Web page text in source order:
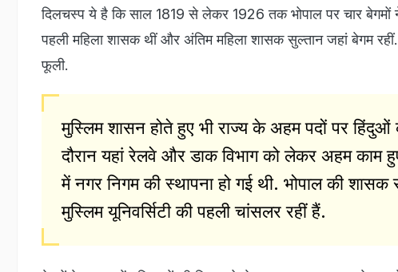
दिलचस्प ये है कि साल 1819 से लेकर 1926 तक भोपाल पर चार बेगमों
पहली महिला शासक थीं और अंतिम महिला शासक सुल्तान जहां बेगम
फूली.
मुस्लिम शासन होते हुए भी राज्य के अहम पदों पर हिंदुओं
दौरान यहां रेलवे और डाक विभाग को लेकर अहम काम
में नगर निगम की स्थापना हो गई थी. भोपाल की
मुस्लिम यूनिवर्सिटी की पहली चांसलर रहीं हैं.